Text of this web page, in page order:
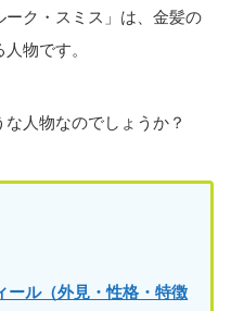
ク・スミス」は、金髪の
物です。
人物なのでしょうか？
ール（外見・性格・特徴